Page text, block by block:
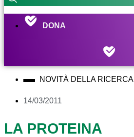
DONA
NOVITÀ DELLA RICERCA
14/03/2011
LA PROTEINA